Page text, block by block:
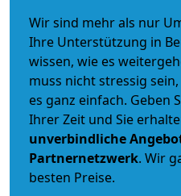
Wir sind mehr als nur
Ihre Unterstützung in
wissen, wie es
muss nicht stressig
es ganz einfach. Geben
Ihrer Zeit und Sie
unverbindliche
Partnernetzwerk. Wir
besten Preise.